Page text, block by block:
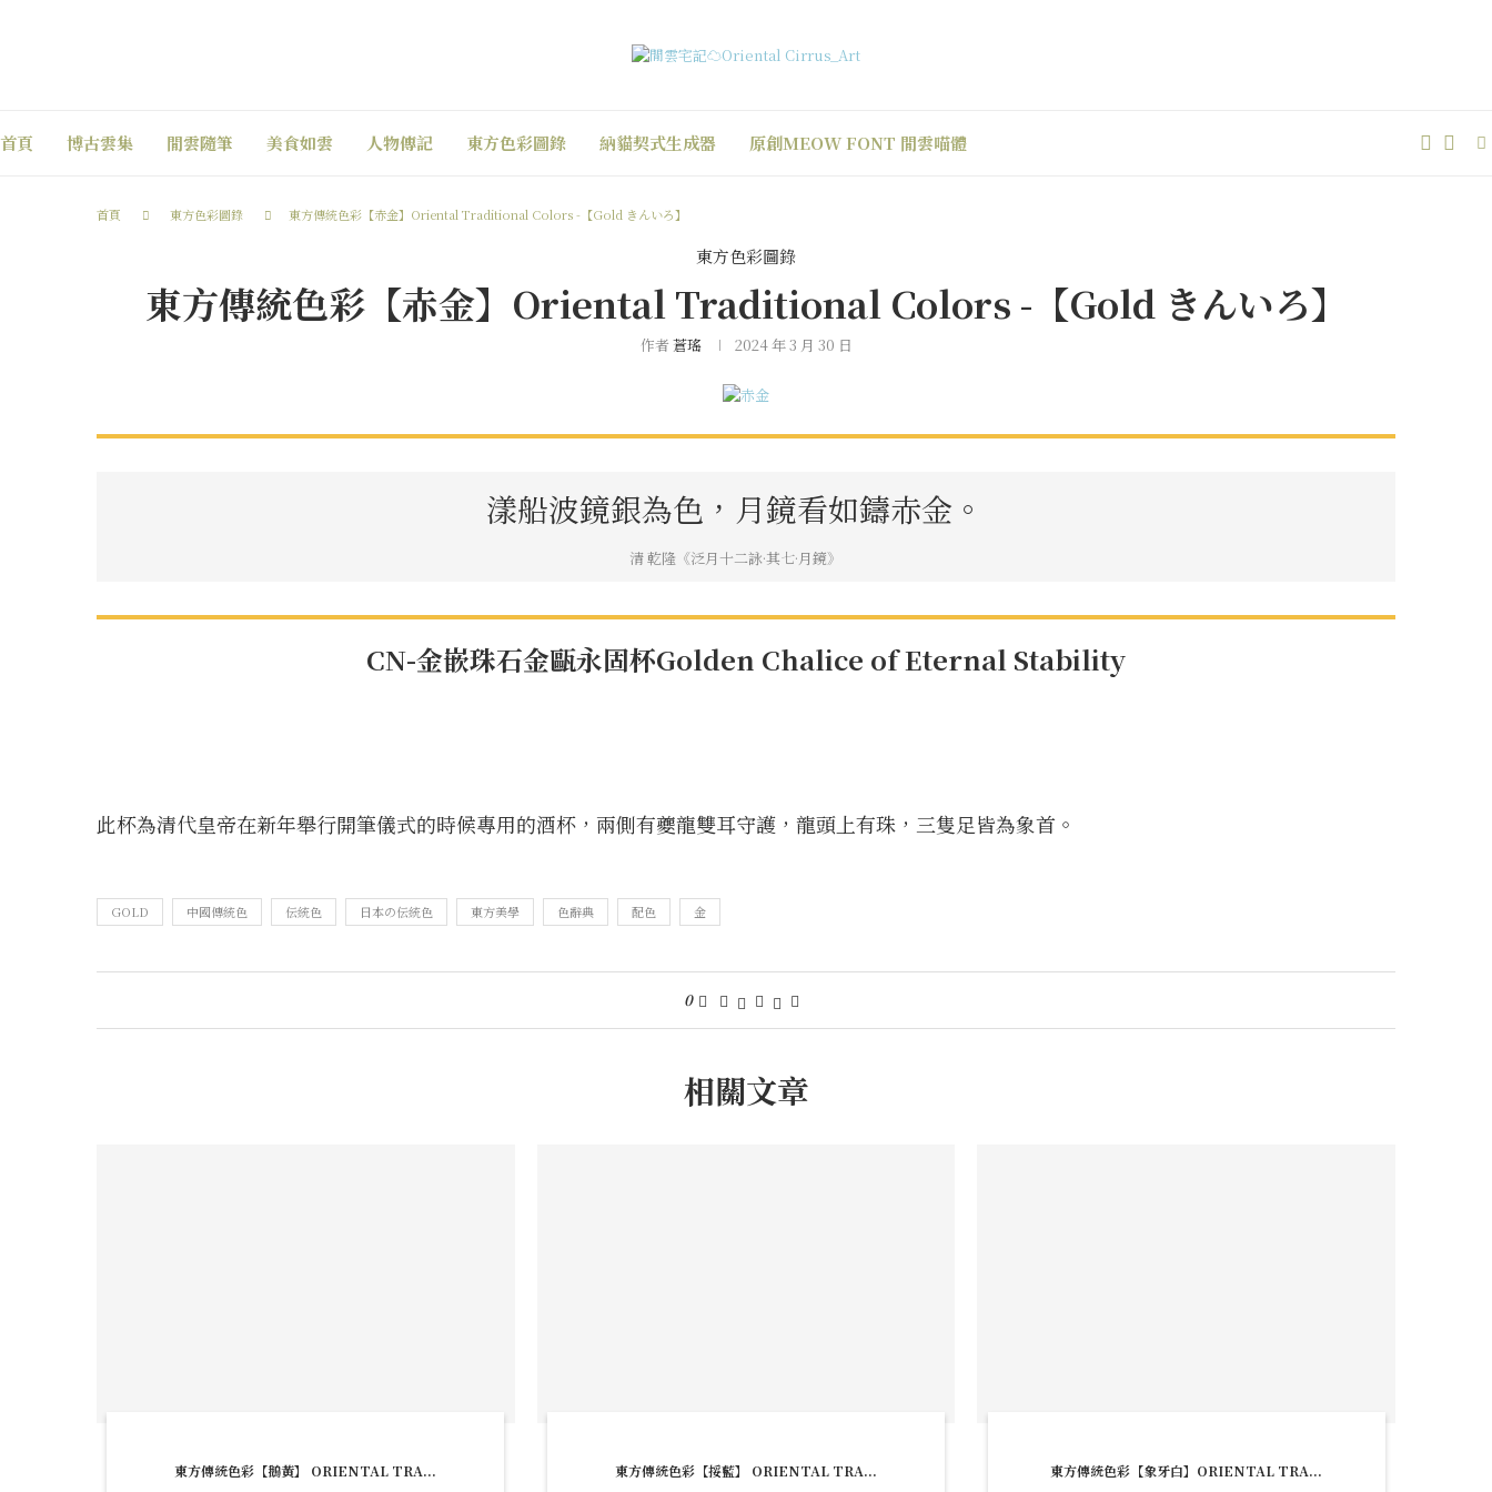
首頁 博古雲集 閒雲隨筆 美食如雲 人物傳記 東方色彩圖錄 納貓契式生成器 原創MEOW FONT 閒雲喵體
首頁 東方色彩圖錄 東方傳統色彩【赤金】Oriental Traditional Colors -【Gold きんいろ】
東方色彩圖錄
東方傳統色彩【赤金】Oriental Traditional Colors -【Gold きんいろ】
作者 蒼瑤 2024 年 3 月 30 日
漾船波鏡銀為色，月鏡看如鑄赤金。
清 乾隆《泛月十二詠·其七·月鏡》
CN-金嵌珠石金甌永固杯Golden Chalice of Eternal Stability
此杯為清代皇帝在新年舉行開筆儀式的時候專用的酒杯，兩側有夔龍雙耳守護，龍頭上有珠，三隻足皆為象首。
GOLD 中國傳統色 伝統色 日本の伝統色 東方美學 色辭典 配色 金
0
相關文章
東方傳統色彩【鵝黃】 ORIENTAL TRA... 東方傳統色彩【挼藍】 ORIENTAL TRA... 東方傳統色彩【象牙白】ORIENTAL TRA...